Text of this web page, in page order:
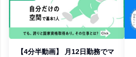
【4分半動画】 月12日勤務でマ